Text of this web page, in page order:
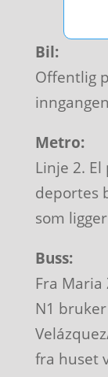
Bil:
Offentlig
Metro:
Linje 2.
deportes
som
Buss:
Fra Maria
N1
fra huset